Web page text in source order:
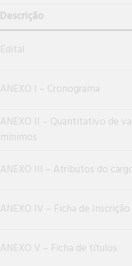
Descrição
Edital
ANEXO I – Cronograma
ANEXO II – Quantitativo de
mínimos
ANEXO III – Atributos do
ANEXO IV – Ficha de Inscrição
ANEXO V – Ficha de títulos